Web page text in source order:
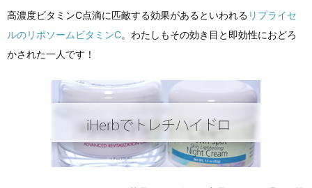
高濃度ビタミンC点滴に匹敵する効果があるといわれる リプライセ
ルのリポソームビタミンC。わたしもその効き目と即効性におどろ
かされた一人です！